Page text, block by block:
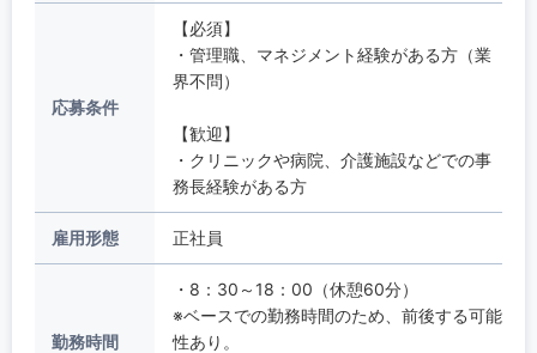
応募条件
【必須】
・管理職、マネジメント経験がある方（業
界不問）
【歓迎】
・クリニックや病院、介護施設などでの事
務長経験がある方
雇用形態 正社員
勤務時間
・8：30～18：00（休憩60分）
※ベースでの勤務時間のため、前後する可能
性あり。